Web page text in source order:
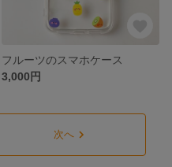
フルーツのスマホケース
3,000円
次へ